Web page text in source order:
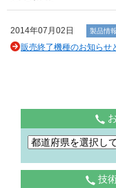
2014年07月02日 製品情報
販売終了機種のお知らせ
技